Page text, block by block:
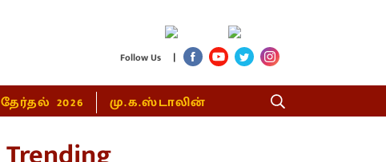
Follow Us |
தேர்தல் 2026 மு.க.ஸ்டாலின்